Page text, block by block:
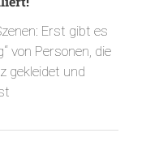
Erst gibt es
von Personen, die
gekleidet und